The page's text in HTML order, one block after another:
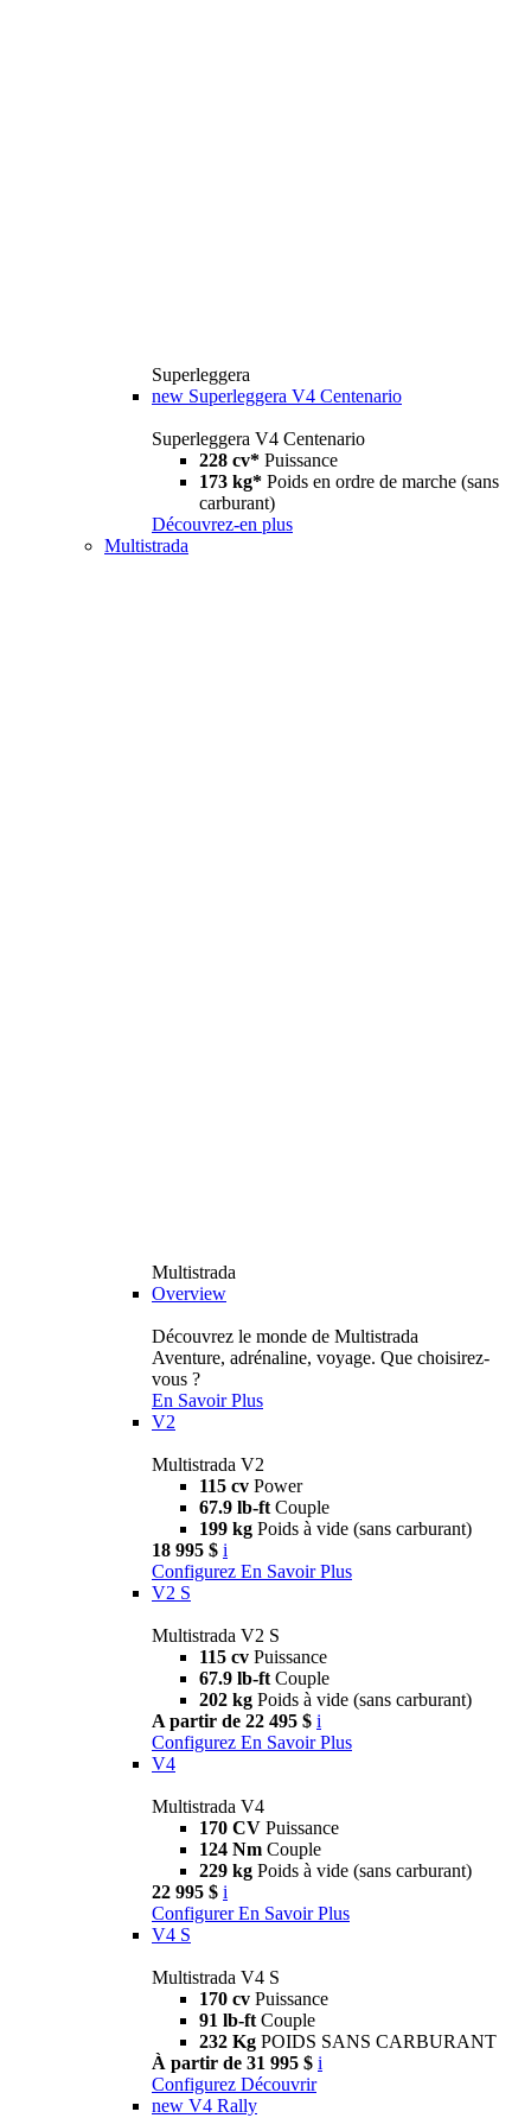
Superleggera
new Superleggera V4 Centenario
Superleggera V4 Centenario
228 cv* Puissance
173 kg* Poids en ordre de marche (sans
carburant)
Découvrez-en plus
Multistrada
Multistrada
Overview
Découvrez le monde de Multistrada
Aventure, adrénaline, voyage. Que choisirez-
vous ?
En Savoir Plus
V2
Multistrada V2
115 cv Power
67.9 lb-ft Couple
199 kg Poids à vide (sans carburant)
18 995 $ i
Configurez En Savoir Plus
V2 S
Multistrada V2 S
115 cv Puissance
67.9 lb-ft Couple
202 kg Poids à vide (sans carburant)
A partir de 22 495 $ i
Configurez En Savoir Plus
V4
Multistrada V4
170 CV Puissance
124 Nm Couple
229 kg Poids à vide (sans carburant)
22 995 $ i
Configurer En Savoir Plus
V4 S
Multistrada V4 S
170 cv Puissance
91 lb-ft Couple
232 Kg POIDS SANS CARBURANT
À partir de 31 995 $ i
Configurez Découvrir
new V4 Rally